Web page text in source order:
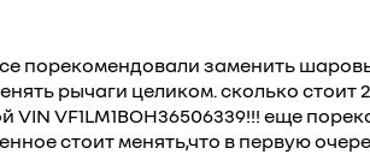
порекомендовали заменить
рычаги целиком. сколько
VIN VF1LM1BOH36506339!!! еще
стоит менять,что в первую